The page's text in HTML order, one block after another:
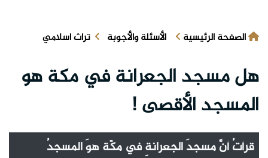
الصفحة الرئيسية الأسئلة والأجوبة تراث اسلامي
هل مسجد الجعرانة في مكة هو
المسجد الأقصى !
قرأتُ أنَّ مسجدَ الجعرانةِ في مكّة هوَ المسجدُ